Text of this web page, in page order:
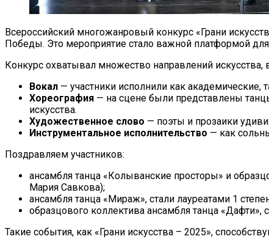
Всероссийский многожанровый конкурс «Грани
Победы. Это мероприятие стало важной платформой
Конкурс охватывал множество направлений искусства,
Вокал — участники исполнили как
Хореография — на сцене были представлены
искусства.
Художественное слово — поэты и прозаики
Инструментальное исполнительство — как
Поздравляем участников:
ансамбля танца «Колыванские просторы» и
Мария Савкова);
ансамбля танца «Мираж», стали лауреатами 1
образцового коллектива ансамбля танца «Дафти»,
Такие события, как «Грани искусства – 2025»,